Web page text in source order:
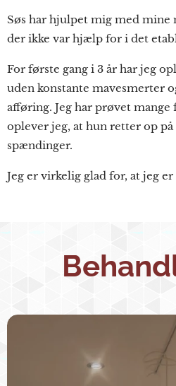
Søs har hjulpet mig med mine
der ikke var hjælp for i det
For første gang i 3 år har jeg
uden konstante mavesmerter
afføring. Jeg har prøvet
oplever jeg, at hun retter op
spændinger.
Jeg er virkelig glad for, at jeg er